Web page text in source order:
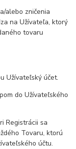
alebo zničenia
na Užívateľa, ktorý
tovaru
Užívateľský účet.
do Užívateľského
Registrácii sa
Tovaru, ktorú
účtu.